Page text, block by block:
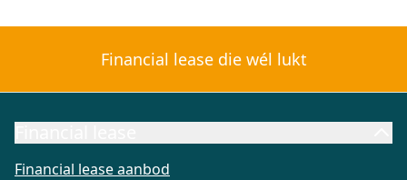
Financial lease die wél lukt
Financial lease aanbod